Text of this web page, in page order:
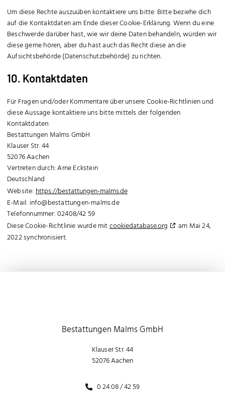
Um diese Rechte auszuüben kontaktiere uns bitte. Bitte beziehe dich
auf die Kontaktdaten am Ende dieser Cookie-Erklärung. Wenn du eine
Beschwerde darüber hast, wie wir deine Daten behandeln, würden wir
diese gerne hören, aber du hast auch das Recht diese an die
Aufsichtsbehörde (Datenschutzbehörde) zu richten.
10. Kontaktdaten
Für Fragen und/oder Kommentare über unsere Cookie-Richtlinien und
diese Aussage kontaktiere uns bitte mittels der folgenden
Kontaktdaten:
Bestattungen Malms GmbH
Klauser Str. 44
52076 Aachen
Vertreten durch: Arne Eckstein
Deutschland
Website:https://bestattungen-malms.de
E-Mail: info@bestattungen-malms.de
Telefonnummer: 02408/42 59
Diese Cookie-Richtlinie wurde mitcookiedatabase.org
am Mai 24,
2022 synchronisiert.
Bestattungen Malms GmbH
Klauser Str. 44
52076 Aachen
0 24 08 / 42 59